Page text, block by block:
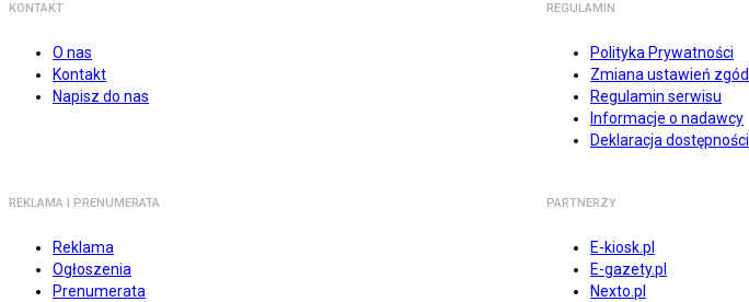
KONTAKT
O nas
Kontakt
Napisz do nas
REGULAMIN
Polityka Prywatności
Zmiana ustawień zgód
Regulamin serwisu
Informacje o nadawcy
Deklaracja dostępności
REKLAMA I PRENUMERATA
Reklama
Ogłoszenia
Prenumerata
PARTNERZY
E-kiosk.pl
E-gazety.pl
Nexto.pl